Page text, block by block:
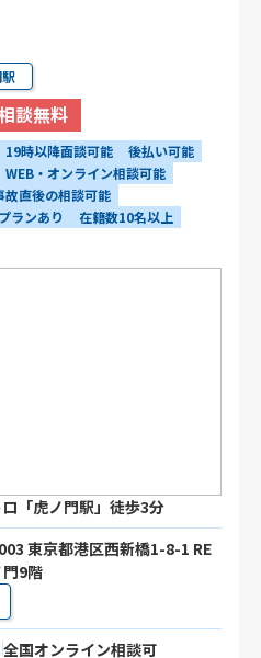
談無料
19時以降面談可能
後払い可能
WEB・オンライン相談可能
故直後の相談可能
ランあり
在籍数10名以上
「虎ノ門駅」徒歩3分
東京都港区⻄新橋1-8-1 RE
9階
全国オンライン相談可